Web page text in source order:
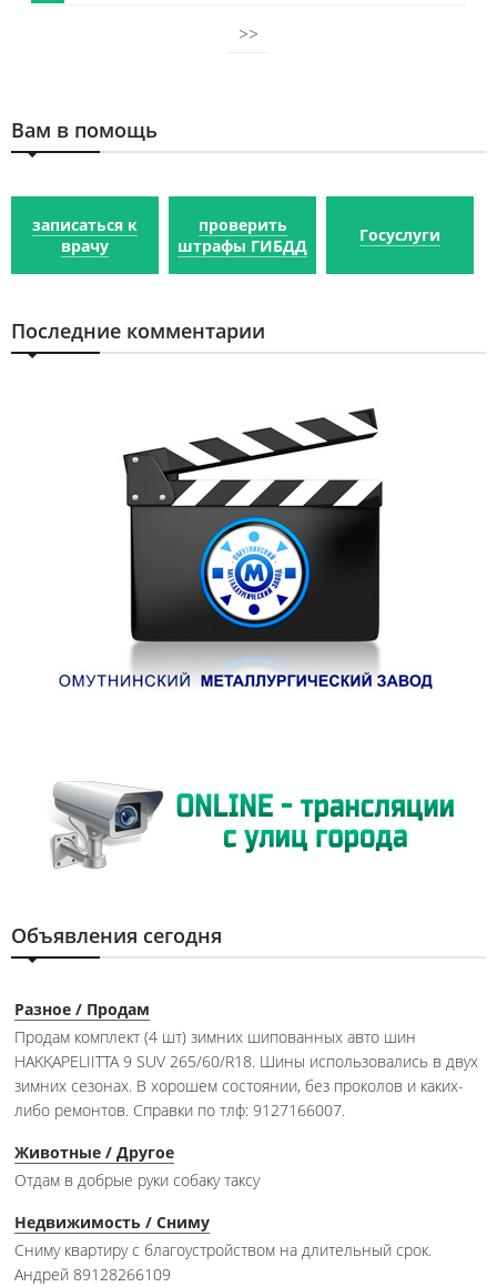
>>
Вам в помощь
записаться к
врачу
проверить
штрафы ГИБДД
Госуслуги
Последние комментарии
Объявления сегодня
Разное / Продам
Продам комплект (4 шт) зимних шипованных авто шин
HAKKAPELIITTA 9 SUV 265/60/R18. Шины использовались в двух
зимних сезонах. В хорошем состоянии, без проколов и каких-
либо ремонтов. Справки по тлф: 9127166007.
Животные / Другое
Отдам в добрые руки собаку таксу
Недвижимость / Сниму
Сниму квартиру с благоустройством на длительный срок.
Андрей 89128266109